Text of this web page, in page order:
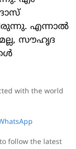
എന്നാല്‍
സൗഹൃദ
with the world
to follow the latest